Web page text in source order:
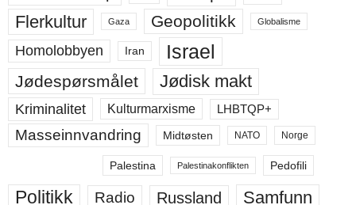
Flerkultur Gaza Geopolitikk Globalisme
Homolobbyen Iran Israel
Jødespørsmålet Jødisk makt
Kriminalitet Kulturmarxisme LHBTQP+
Masseinnvandring Midtøsten NATO Norge
Palestina Palestinakonflikten Pedofili
Politikk Radio Russland Samfunn